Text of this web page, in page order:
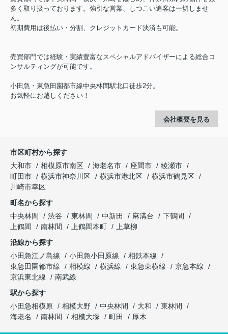
多く取り扱っております。強引な営業、しつこい追客は一切しませ
ん。
初期費用は後払い・分割、クレジットカード決済も可能。
売買部門では経験・実績豊富なスペシャルアドバイザーによる総合コ
ンサルティングが可能です。
小田急・東急田園都市線中央林間駅北口徒歩2分。
お気軽にお越しください！
会社概要を見る
市区町村から探す
大和市
相模原市南区 海老名市 座間市
綾瀬市
町田市
横浜市神奈川区 横浜市港北区
横浜市鶴見区
川崎市幸区
町名から探す
中央林間
渋谷 東林間 中新田 麻溝台
下鶴間
上鶴間
南林間 上鶴間本町
上草柳
沿線から探す
小田急江ノ島線
小田急小田原線
相鉄本線
東急田園都市線
相模線 横浜線 東急東横線
京急本線
京浜東北線
南武線
駅から探す
小田急相模原
相模大野 中央林間 大和
東林間
海老名
南林間 相模大塚 町田 厚木